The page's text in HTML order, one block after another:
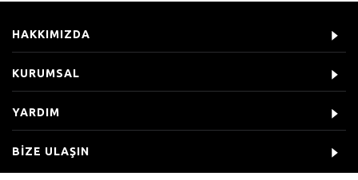
HAKKIMIZDA
KURUMSAL
YARDIM
BIZE ULAŞIN